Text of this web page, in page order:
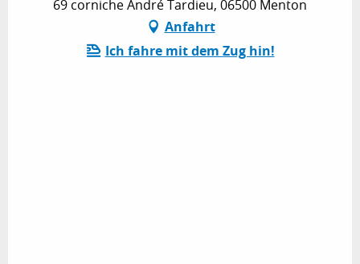
69 corniche André Tardieu, 06500 Menton
Anfahrt
Ich fahre mit dem Zug hin!